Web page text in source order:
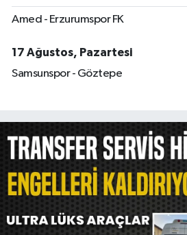
Amed - Erzurumspor FK
17 Ağustos, Pazartesi
Samsunspor - Göztepe